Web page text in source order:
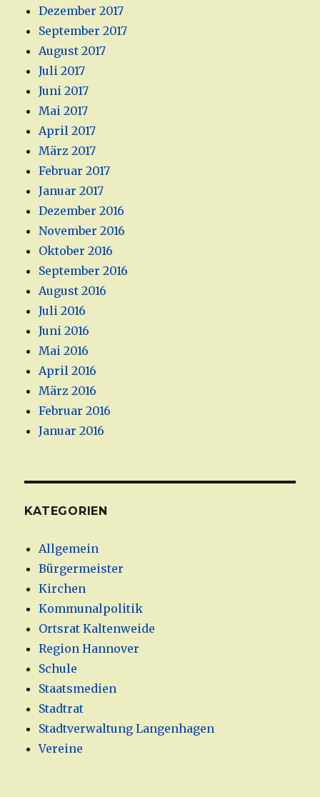
Dezember 2017
September 2017
August 2017
Juli 2017
Juni 2017
Mai 2017
April 2017
März 2017
Februar 2017
Januar 2017
Dezember 2016
November 2016
Oktober 2016
September 2016
August 2016
Juli 2016
Juni 2016
Mai 2016
April 2016
März 2016
Februar 2016
Januar 2016
KATEGORIEN
Allgemein
Bürgermeister
Kirchen
Kommunalpolitik
Ortsrat Kaltenweide
Region Hannover
Schule
Staatsmedien
Stadtrat
Stadtverwaltung Langenhagen
Vereine